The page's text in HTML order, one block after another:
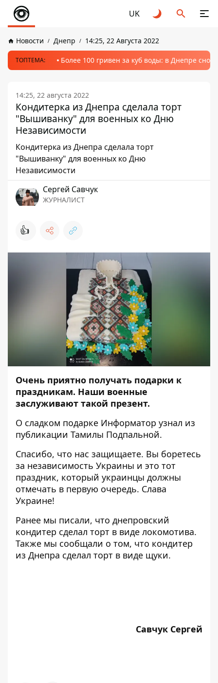
UK
Новости Днепр 14:25, 22 Августа 2022
ТОПТЕМА: Более 100 гривен за куб воды: в Днепре
14:25, 22 августа 2022
Кондитерка из Днепра сделала торт
"Вышиванку" для военных ко Дню
Независимости
Кондитерка из Днепра сделала торт
"Вышиванку" для военных ко Дню
Независимости
Сергей Савчук
ЖУРНАЛИСТ
👍
Очень приятно получать подарки к
праздникам. Наши военные
заслуживают такой презент.
О сладком подарке Информатор узнал из
публикации Тамилы Подпальной.
Спасибо, что нас защищаете. Вы боретесь
за независимость Украины и это тот
праздник, который украинцы должны
отмечать в первую очередь. Слава
Украине!
Ранее мы писали, что днепровский
кондитер сделал торт в виде локомотива.
Также мы сообщали о том, что кондитер
из Днепра сделал торт в виде щуки.
Савчук Сергей